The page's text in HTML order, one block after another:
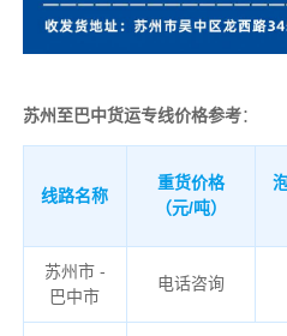
苏州至巴中货运专线价格参考：
线路名称
重货价格
（元/吨）
苏州市 -
巴中市
电话咨询